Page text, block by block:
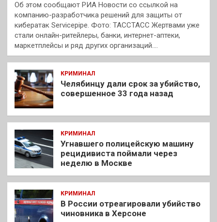
Об этом сообщают РИА Новости со ссылкой на
компанию-разработчика решений для защиты от
кибератак Servicepipe. Фото: ТАССТАСС Жертвами уже
стали онлайн-ритейлеры, банки, интернет-аптеки,
маркетплейсы и ряд других организаций.…
КРИМИНАЛ
Челябинцу дали срок за убийство,
совершенное 33 года назад
КРИМИНАЛ
Угнавшего полицейскую машину
рецидивиста поймали через
неделю в Москве
КРИМИНАЛ
В России отреагировали убийство
чиновника в Херсоне